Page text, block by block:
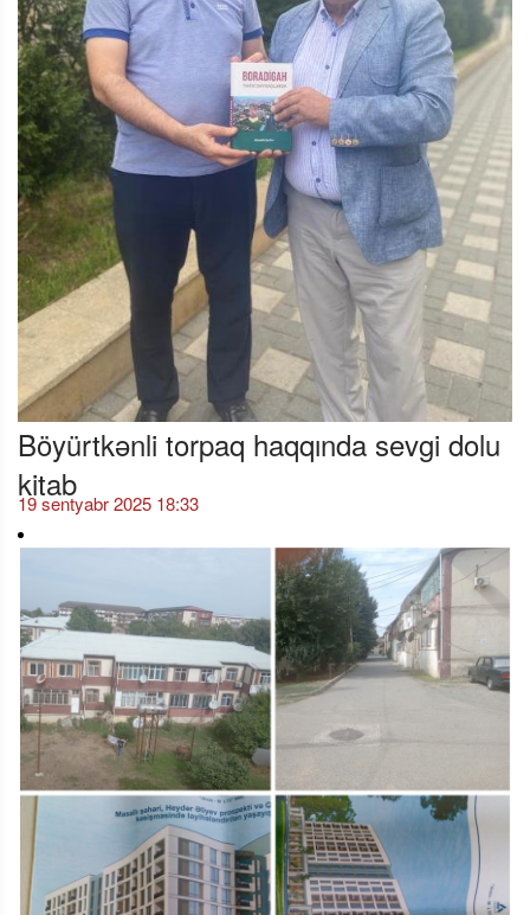
Böyürtkənli torpaq haqqında sevgi dolu
kitab
19 sentyabr 2025 18:33